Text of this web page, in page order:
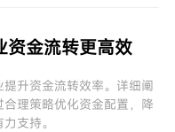
资金流转更高效
升资金流转效率。详细阐
理策略优化资金配置，降
支持。